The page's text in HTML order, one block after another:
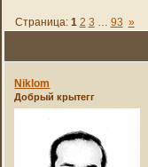
Страница: 1 2 3 … 93 »
Niklom
Добрый крытегг